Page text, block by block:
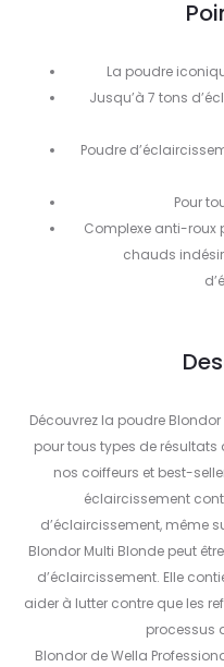
La poudre
Jusqu’à 7 tons
Poudre
Pour
Complexe anti-roux
chauds
Découvrez la poudre
pour tous types de
nos coiffeurs et best-
éclaircissement
d’éclaircissement, même
Blondor Multi Blonde peut
d’éclaircissement. Elle
aider à lutter contre que les
processus
Blondor de Wella